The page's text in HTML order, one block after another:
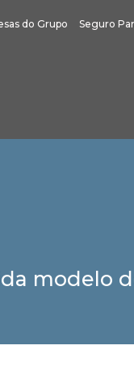
do Grupo Seguro
modelo